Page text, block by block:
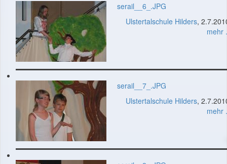
serail__6_.JPG
Ulstertalschule Hilders,
mehr
serail__7_.JPG
Ulstertalschule Hilders,
mehr